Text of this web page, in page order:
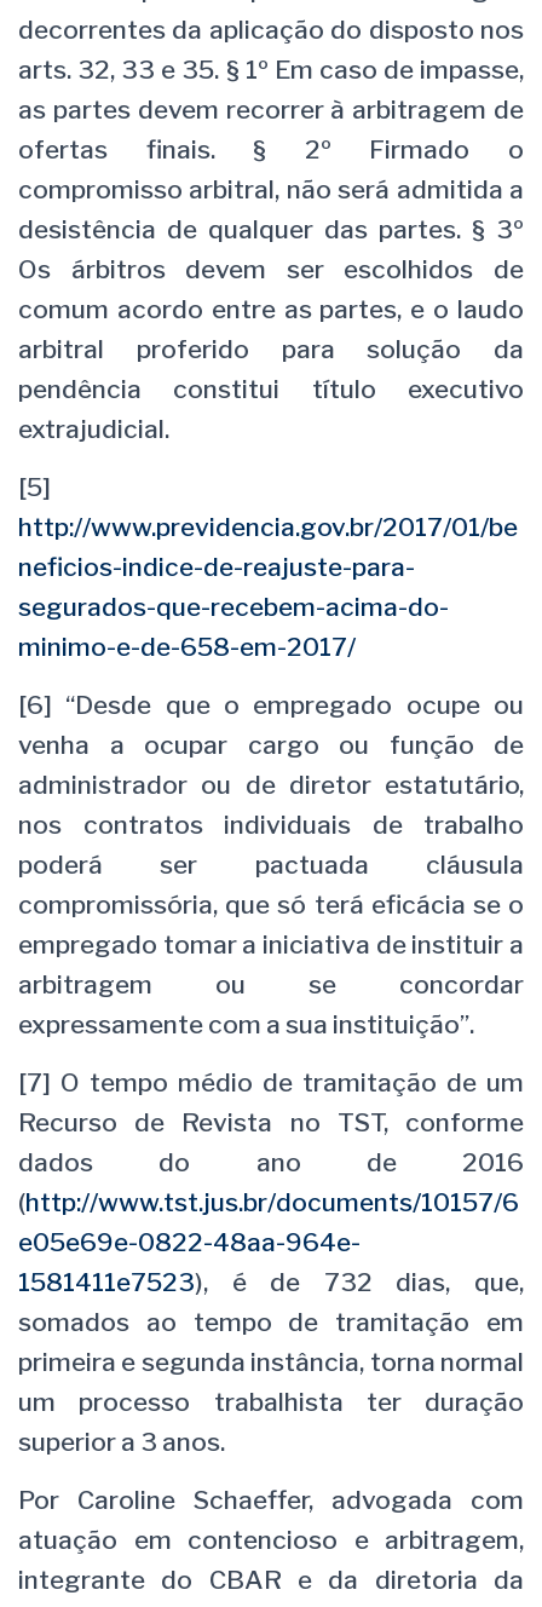
decorrentes da aplicação do disposto nos
arts. 32, 33 e 35. § 1º Em caso de impasse,
as partes devem recorrer à arbitragem de
ofertas finais. § 2º Firmado o
compromisso arbitral, não será admitida a
desistência de qualquer das partes. § 3º
Os árbitros devem ser escolhidos de
comum acordo entre as partes, e o laudo
arbitral proferido para solução da
pendência constitui título executivo
extrajudicial.
[5]
http://www.previdencia.gov.br/2017/01/be
neficios-indice-de-reajuste-para-
segurados-que-recebem-acima-do-
minimo-e-de-658-em-2017/
[6] “Desde que o empregado ocupe ou
venha a ocupar cargo ou função de
administrador ou de diretor estatutário,
nos contratos individuais de trabalho
poderá ser pactuada cláusula
compromissória, que só terá eficácia se o
empregado tomar a iniciativa de instituir a
arbitragem ou se concordar
expressamente com a sua instituição”.
[7] O tempo médio de tramitação de um
Recurso de Revista no TST, conforme
dados do ano de 2016
(http://www.tst.jus.br/documents/10157/6
e05e69e-0822-48aa-964e-
1581411e7523), é de 732 dias, que,
somados ao tempo de tramitação em
primeira e segunda instância, torna normal
um processo trabalhista ter duração
superior a 3 anos.
Por Caroline Schaeffer, advogada com
atuação em contencioso e arbitragem,
integrante do CBAR e da diretoria da